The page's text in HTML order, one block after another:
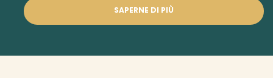
SAPERNE DI PIÙ